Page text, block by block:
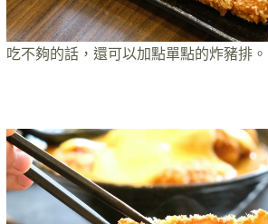
吃不夠的話，還可以加點單點的炸豬排。